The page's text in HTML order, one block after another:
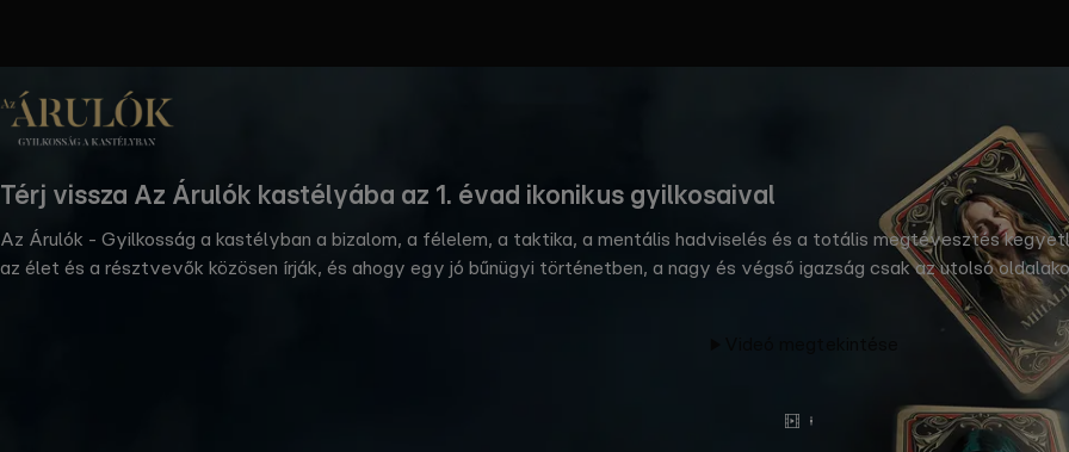
page
Térj vissza Az Árulók kastélyába az 1. évad ikonikus gyilkosaival
Az Árulók - Gyilkosság a kastélyban a bizalom, a félelem, a taktika, a mentális hadviselés és a totális megtévesztés
az élet és a résztvevők közösen írják, és ahogy egy jó bűnügyi történetben, a nagy és végső igazság csak az utolsó
fejjel gondolkodni ebben az élet-halál játékban, amelyben a hírességek akár 20 millió forintot is nyerhetnek, amelyet
Előzetes